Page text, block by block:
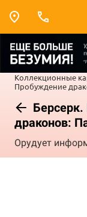
Коллекционные
Пробуждение
драконов:
Орудует